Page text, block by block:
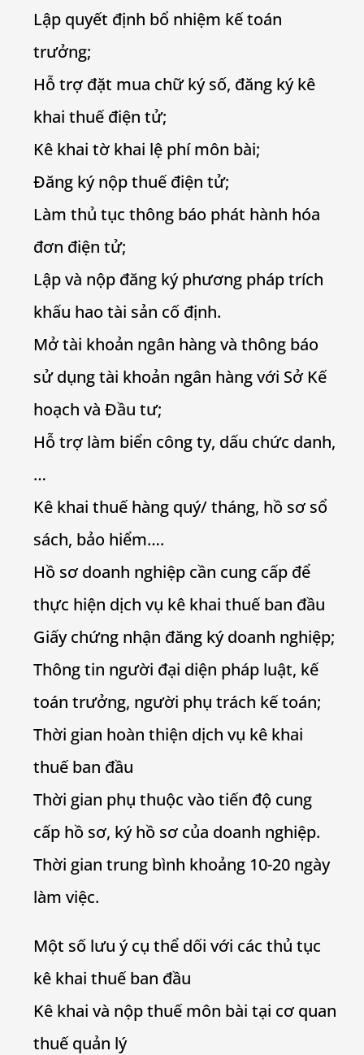
Lập quyết định bổ nhiệm kế toán
trưởng;
Hỗ trợ đặt mua chữ ký số, đăng ký kê
khai thuế điện tử;
Kê khai tờ khai lệ phí môn bài;
Đăng ký nộp thuế điện tử;
Làm thủ tục thông báo phát hành hóa
đơn điện tử;
Lập và nộp đăng ký phương pháp trích
khấu hao tài sản cố định.
Mở tài khoản ngân hàng và thông báo
sử dụng tài khoản ngân hàng với Sở Kế
hoạch và Đầu tư;
Hỗ trợ làm biển công ty, dấu chức danh,
…
Kê khai thuế hàng quý/ tháng, hồ sơ sổ
sách, bảo hiểm….
Hồ sơ doanh nghiệp cần cung cấp để
thực hiện dịch vụ kê khai thuế ban đầu
Giấy chứng nhận đăng ký doanh nghiệp;
Thông tin người đại diện pháp luật, kế
toán trưởng, người phụ trách kế toán;
Thời gian hoàn thiện dịch vụ kê khai
thuế ban đầu
Thời gian phụ thuộc vào tiến độ cung
cấp hồ sơ, ký hồ sơ của doanh nghiệp.
Thời gian trung bình khoảng 10-20 ngày
làm việc.
Một số lưu ý cụ thể dối với các thủ tục
kê khai thuế ban đầu
Kê khai và nộp thuế môn bài tại cơ quan
thuế quản lý